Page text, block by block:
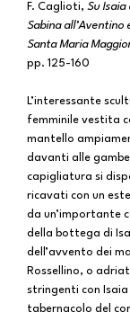
F. Caglioti, Su Isaia
Sabina all’Aventino
Santa Maria
pp. 125-160
L’interessante
femminile vestita
mantello
davanti alle
capigliatura si
ricavati con un
da un’importante
della bottega di
dell’avvento dei
Rossellino, o
stringenti con
tabernacolo del